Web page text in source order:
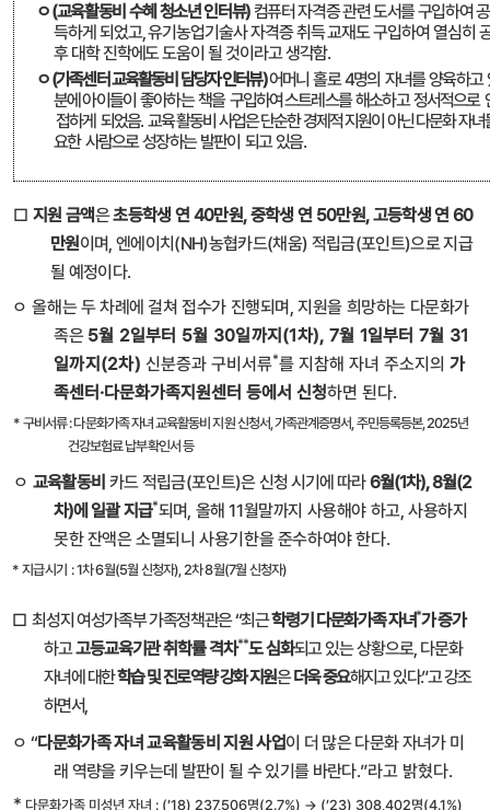
ㅇ(교육활동비 수혜 청소년 인터뷰) 컴퓨터 자격증 관련 도서를 구입하여
득하게 되었고, 유기농업기술사 자격증 취득 교재도 구입하여 열심히
후 대학 진학에도 도움이 될 것이라고 생각함.
ㅇ(가족센터 교육활동비 담당자 인터뷰)어머니 홀로 4명의 자녀를 양육하고
분에 아이들이 좋아하는 책을 구입하여 스트레스를 해소하고 정서적으
접하게 되었음. 교육 활동비 사업은 단순한 경제적 지원이 아닌 다문화 자
요한 사람으로 성장하는 발판이 되고 있음.
□ 지원 금액은초등학생 연40만원,중학생 연 50만원,고등학생 연60
만원이며,엔에이치(NH)농협카드(채움) 적립금(포인트)으로 지급
될 예정이다.
ㅇ올해는 두 차례에 걸쳐 접수가 진행되며,지원을 희망하는 다문화가
족은 5월 2일부터 5월 30일까지 (1차), 7월 1일부터 7월 31
일까지 (2차) 신분증과 구비서류*를 지참해 자녀 주소지의가
족센터 ·다문화가족지원센터 등에서 신청하면 된다.
* 구비서류 : 다문화가족 자녀 교육활동비 지원 신청서, 가족관계증명서, 주민등록등본, 2025년
건강보험료 납부확인서 등
ㅇ 교육활동비 카드 적립금(포인트)은신청 시기에 따라6월(1차), 8월(2
차)에 일괄지급*되며, 올해 11월말까지 사용해야 하고, 사용하지
못한 잔액은 소멸되니 사용기한을 준수하여야 한다.
* 지급시기 :1차 6월(5월 신청자), 2차 8월(7월 신청자)
□최성지 여성가족부 가족정책관은“최근학령기 다문화가족 자녀*가 증가
하고고등교육기관 취학률 격차**도 심화되고있는 상황으로, 다문화
자녀에 대한학습 및 진로역량 강화 지원은더욱 중요해지고 있다.”고 강조
하면서,
ㅇ“다문화가족 자녀 교육활동비 지원 사업이 더 많은 다문화 자녀가 미
래 역량을 키우는데 발판이 될 수 있기를 바란다.”라고 밝혔다.
* 다문화가족 미성년 자녀 : (’18) 237,506명(2.7%) → (’23) 308,402명(4.1%)